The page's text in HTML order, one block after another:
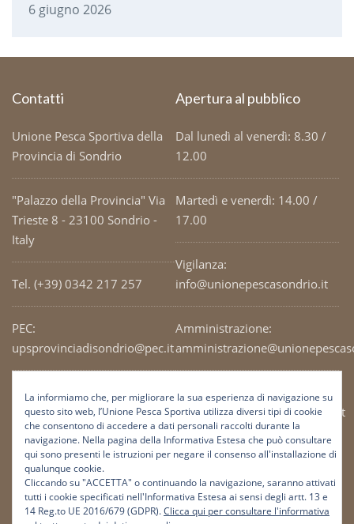
6 giugno 2026
Contatti
Unione Pesca Sportiva della
Provincia di Sondrio
"Palazzo della Provincia" Via
Trieste 8 - 23100 Sondrio -
Italy
Tel. (+39) 0342 217 257
PEC:
upsprovinciadisondrio@pec.it
Codice Fiscale: 93003690141
Apertura al pubblico
Dal lunedì al venerdì: 8.30 /
12.00
Martedì e venerdì: 14.00 /
17.00
Vigilanza:
info@unionepescasondrio.it
Amministrazione:
Ufficio tecnico:
tecnico@unionepescasondrio.it
Informazioni:
info@unionepescasondrio.it
La informiamo che, per migliorare la sua esperienza di navigazione su
questo sito web, l’Unione Pesca Sportiva utilizza diversi tipi di cookie
che consentono di accedere a dati personali raccolti durante la
navigazione. Nella pagina della Informativa Estesa che può consultare
qui sono presenti le istruzioni per negare il consenso all'installazione di
qualunque cookie.
Cliccando su "ACCETTA" o continuando la navigazione, saranno attivati
tutti i cookie specificati nell'Informativa Estesa ai sensi degli artt. 13 e
14 Reg.to UE 2016/679 (GDPR).Clicca qui per consultare l'informativa